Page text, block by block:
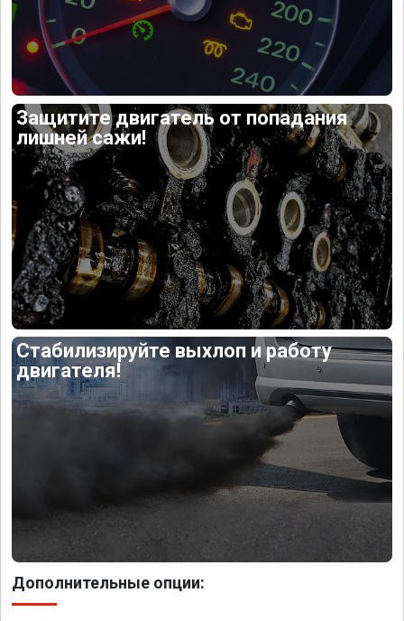
Защитите двигатель от попадания
лишней сажи!
Стабилизируйте выхлоп и работу
двигателя!
Дополнительные опции: